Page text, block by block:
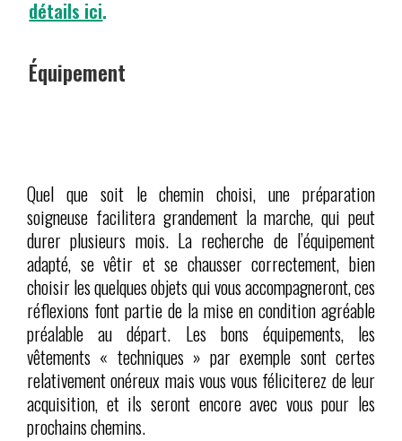
détails ici.
Équipement
Quel que soit le chemin choisi, une préparation
soigneuse facilitera grandement la marche, qui peut
durer plusieurs mois. La recherche de l’équipement
adapté, se vêtir et se chausser correctement, bien
choisir les quelques objets qui vous accompagneront, ces
réflexions font partie de la mise en condition agréable
préalable au départ. Les bons équipements, les
vêtements « techniques » par exemple sont certes
relativement onéreux mais vous vous féliciterez de leur
acquisition, et ils seront encore avec vous pour les
prochains chemins.